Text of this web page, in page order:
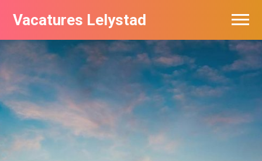
Vacatures Lelystad
Vacatures per bedrijf in Lelystad
De populairste vacatures in Lelystad
Nieuwsbrief feed